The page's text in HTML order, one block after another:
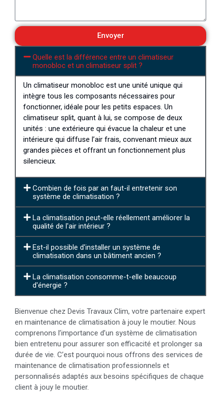
Envoyer
Quelle est la différence entre un climatiseur
monobloc et un climatiseur split ?
Un climatiseur monobloc est une unité unique qui
intègre tous les composants nécessaires pour
fonctionner, idéale pour les petits espaces. Un
climatiseur split, quant à lui, se compose de deux
unités : une extérieure qui évacue la chaleur et une
intérieure qui diffuse l’air frais, convenant mieux aux
grandes pièces et offrant un fonctionnement plus
silencieux.
Combien de fois par an faut-il entretenir son
système de climatisation ?
La climatisation peut-elle réellement améliorer la
qualité de l'air intérieur ?
Est-il possible d'installer un système de
climatisation dans un bâtiment ancien ?
La climatisation consomme-t-elle beaucoup
d'énergie ?
Bienvenue chez Devis Travaux Clim, votre partenaire expert
en maintenance de climatisation à jouy le moutier. Nous
comprenons l’importance d’un système de climatisation
bien entretenu pour assurer son efficacité et prolonger sa
durée de vie. C’est pourquoi nous offrons des services de
maintenance de climatisation professionnels et
personnalisés adaptés aux besoins spécifiques de chaque
client à jouy le moutier.